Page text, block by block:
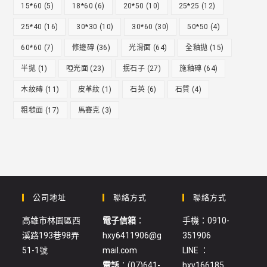
15*60 (5) 18*60 (6) 20*50 (10) 25*25 (12)
25*40 (16) 30*30 (10) 30*60 (30) 50*50 (4)
60*60 (7) 修邊磚 (36) 光滑面 (64) 全釉拋 (15)
半拋 (1) 啞光面 (23) 抿石子 (27) 施釉磚 (64)
木紋磚 (11) 皮革紋 (1) 石英 (6) 石質 (4)
粗糙面 (17) 馬賽克 (3)
公司地址
高雄市林園區西
溪路193巷98弄
51-1號
聯絡方式
電子信箱：
hxy6411906@g
mail.com
聯絡方式
手機：0910-
351906
LINE ：